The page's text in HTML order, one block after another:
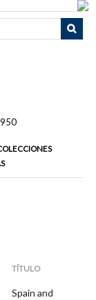
TÍTULO
Spain and